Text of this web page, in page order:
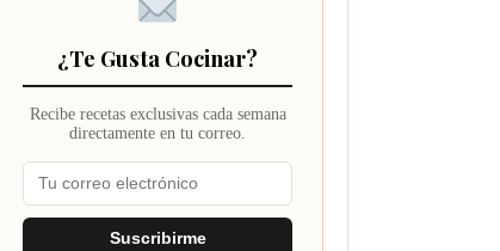
¿Te Gusta Cocinar?
Recibe recetas exclusivas cada semana
directamente en tu correo.
Suscribirme